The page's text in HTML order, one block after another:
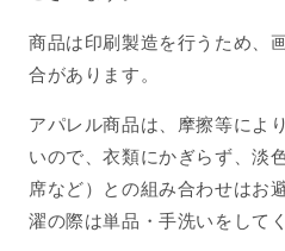
商品は印刷製造を行うため、
合があります。
アパレル商品は、摩擦等によ
いので、衣類にかぎらず、淡
席など）との組み合わせはお
濯の際は単品・手洗いをして